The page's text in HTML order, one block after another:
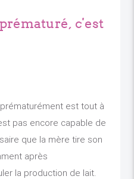
c'est
est tout à
pas encore capable de
que la mère tire son
après
la production de lait.